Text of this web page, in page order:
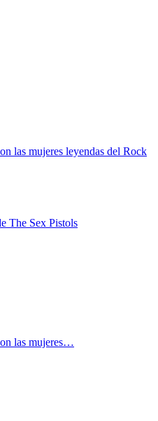
las mujeres leyendas del Rock
The Sex Pistols
las mujeres…